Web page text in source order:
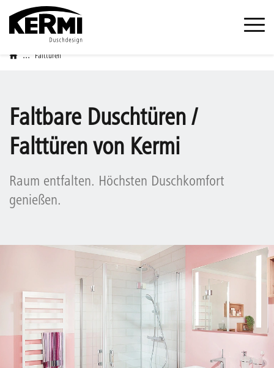
... Falttüren
Faltbare Duschtüren /
Falttüren von Kermi
Raum entfalten. Höchsten Duschkomfort
genießen.